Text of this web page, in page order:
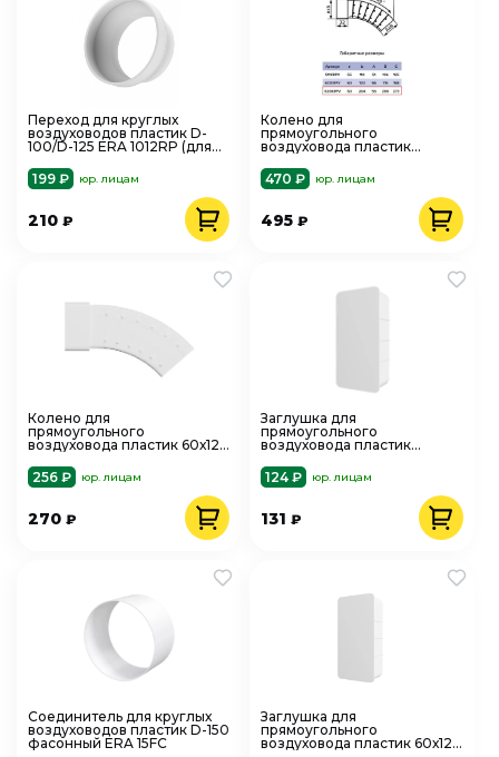
Переход для круглых
воздуховодов пластик D-
100/D-125 ERA 1012RP (для
199 ₽
юр. лицам
210 ₽
Колено для
прямоугольного
воздуховода пластик
вертикальное ERA 620KRPV
470 ₽ юр. лицам
495₽
Колено для
прямоугольного
воздуховода пластик 60х120
612KRPV
256 ₽ юр. лицам
270 ₽
Заглушка для
прямоугольного
воздуховода пластик
124 ₽
юр. лицам
131₽
Соединитель для круглых
воздуховодов пластик D-150
фасонный ERA 15FC
Заглушка для
прямоугольного
воздуховода пластик 60х120